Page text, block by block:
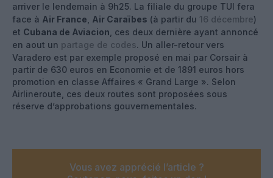
arriver le lendemain à 9h25. La filiale du groupe TUI fera
face à Air France Air Caraïbes (à partir du 16 décembre)
et Cubana de Aviacion , ces deux dernière ayant annoncé
en aout un partage de codes. Un aller-retour vers
Varadero est par exemple proposé en mai par Corsair à
partir de 630 euros en Economie et de 1891 euros hors
promotion en classe Affaires « Grand Large ». Selon
Airlineroute, ces deux routes sont proposées sous
réserve d’approbations gouvernementales.
Vous avez apprécié l’article ?